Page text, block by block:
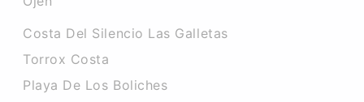
Costa Del Silencio Las Galletas
Torrox Costa
Playa De Los Boliches